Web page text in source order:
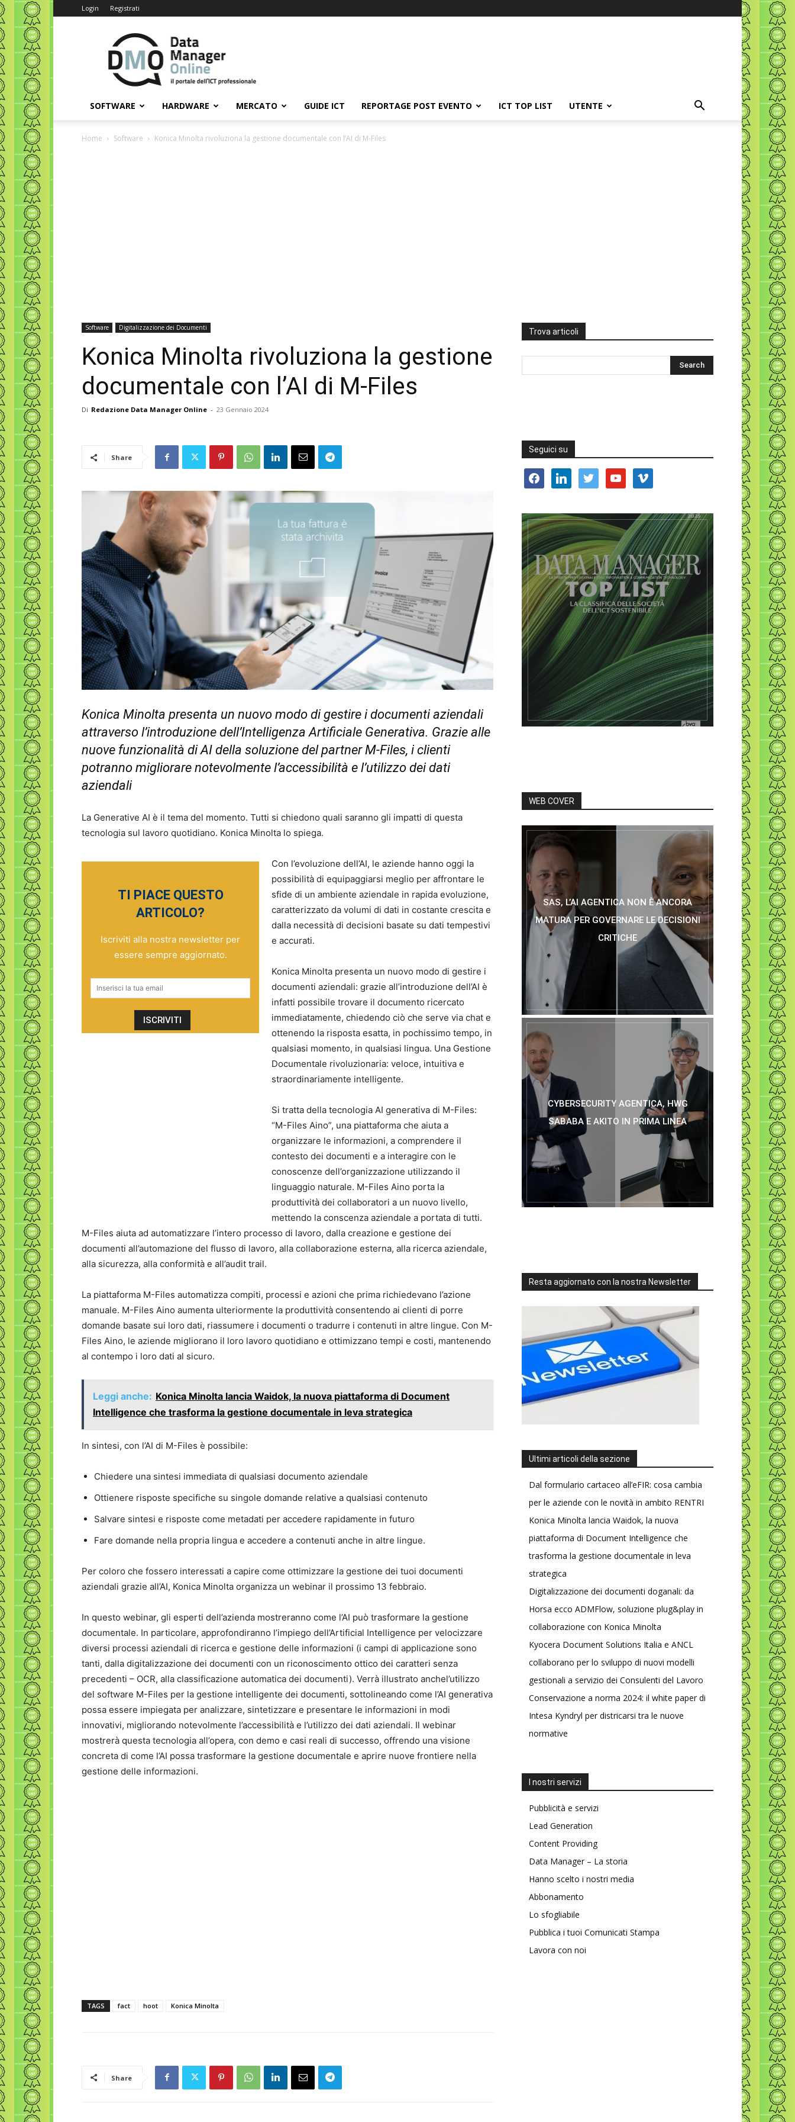
Login Registrati
Data
Manager
Online
SOFTWARE HARDWARE MERCATO GUIDE ICT REPORTAGE POST EVENTO ICT TOP LIST UTENTE
Home Software Konica Minolta rivoluziona la gestione documentale con l’AI di M-Files
Software Digitalizzazione dei Documenti
Konica Minolta rivoluziona la gestione
documentale con l’AI di M-Files
Di Redazione Data Manager Online - 23 Gennaio 2024
Share
Konica Minolta presenta un nuovo modo di gestire i documenti aziendali
attraverso l’introduzione dell’Intelligenza Artificiale Generativa. Grazie alle
nuove funzionalità di AI della soluzione del partner M-Files, i clienti
potranno migliorare notevolmente l’accessibilità e l’utilizzo dei dati
aziendali
La Generative AI è il tema del momento. Tutti si chiedono quali saranno gli impatti di questa
tecnologia sul lavoro quotidiano. Konica Minolta lo spiega.
TI PIACE QUESTO
ARTICOLO?
Iscriviti alla nostra newsletter per
essere sempre aggiornato.
Con l’evoluzione dell’AI, le aziende hanno oggi la
possibilità di equipaggiarsi meglio per affrontare le
sfide di un ambiente aziendale in rapida evoluzione,
caratterizzato da volumi di dati in costante crescita e
dalla necessità di decisioni basate su dati tempestivi
e accurati.
Konica Minolta presenta un nuovo modo di gestire i
documenti aziendali: grazie all’introduzione dell’AI è
infatti possibile trovare il documento ricercato
immediatamente, chiedendo ciò che serve via chat e
ottenendo la risposta esatta, in pochissimo tempo, in
qualsiasi momento, in qualsiasi lingua. Una Gestione
Documentale rivoluzionaria: veloce, intuitiva e
straordinariamente intelligente.
Si tratta della tecnologia AI generativa di M-Files:
“M-Files Aino”, una piattaforma che aiuta a
organizzare le informazioni, a comprendere il
contesto dei documenti e a interagire con le
conoscenze dell’organizzazione utilizzando il
linguaggio naturale. M-Files Aino porta la
produttività dei collaboratori a un nuovo livello,
mettendo la conscenza aziendale a portata di tutti.
M-Files aiuta ad automatizzare l’intero processo di lavoro, dalla creazione e gestione dei
documenti all’automazione del flusso di lavoro, alla collaborazione esterna, alla ricerca aziendale,
alla sicurezza, alla conformità e all’audit trail.
La piattaforma M-Files automatizza compiti, processi e azioni che prima richiedevano l’azione
manuale. M-Files Aino aumenta ulteriormente la produttività consentendo ai clienti di porre
domande basate sui loro dati, riassumere i documenti o tradurre i contenuti in altre lingue. Con M-
Files Aino, le aziende migliorano il loro lavoro quotidiano e ottimizzano tempi e costi, mantenendo
al contempo i loro dati al sicuro.
Leggi anche: Konica Minolta lancia Waidok, la nuova piattaforma di Document
Intelligence che trasforma la gestione documentale in leva strategica
In sintesi, con l’AI di M-Files è possibile:
Chiedere una sintesi immediata di qualsiasi documento aziendale
Ottienere risposte specifiche su singole domande relative a qualsiasi contenuto
Salvare sintesi e risposte come metadati per accedere rapidamente in futuro
Fare domande nella propria lingua e accedere a contenuti anche in altre lingue.
Per coloro che fossero interessati a capire come ottimizzare la gestione dei tuoi documenti
aziendali grazie all’AI, Konica Minolta organizza un webinar il prossimo 13 febbraio.
In questo webinar, gli esperti dell’azienda mostreranno come l’AI può trasformare la gestione
documentale. In particolare, approfondiranno l’impiego dell’Artificial Intelligence per velocizzare
diversi processi aziendali di ricerca e gestione delle informazioni (i campi di applicazione sono
tanti, dalla digitalizzazione dei documenti con un riconoscimento ottico dei caratteri senza
precedenti – OCR, alla classificazione automatica dei documenti). Verrà illustrato anchel’utilizzo
del software M-Files per la gestione intelligente dei documenti, sottolineando come l’AI generativa
possa essere impiegata per analizzare, sintetizzare e presentare le informazioni in modi
innovativi, migliorando notevolmente l’accessibilità e l’utilizzo dei dati aziendali. Il webinar
mostrerà questa tecnologia all’opera, con demo e casi reali di successo, offrendo una visione
concreta di come l’AI possa trasformare la gestione documentale e aprire nuove frontiere nella
gestione delle informazioni.
TAGS fact hoot Konica Minolta
Share
Trova articoli
Seguici su
facebooklinkedin twitter youtube vimeo
WEB COVER
SAS, L’AI AGENTICA NON È ANCORA
MATURA PER GOVERNARE LE DECISIONI
CRITICHE
CYBERSECURITY AGENTICA, HWG
SABABA E AKITO IN PRIMA LINEA
Resta aggiornato con la nostra Newsletter
Ultimi articoli della sezione
Dal formulario cartaceo all’eFIR: cosa cambia
per le aziende con le novità in ambito RENTRI
Konica Minolta lancia Waidok, la nuova
piattaforma di Document Intelligence che
trasforma la gestione documentale in leva
strategica
Digitalizzazione dei documenti doganali: da
Horsa ecco ADMFlow, soluzione plug&play in
collaborazione con Konica Minolta
Kyocera Document Solutions Italia e ANCL
collaborano per lo sviluppo di nuovi modelli
gestionali a servizio dei Consulenti del Lavoro
Conservazione a norma 2024: il white paper di
Intesa Kyndryl per districarsi tra le nuove
normative
I nostri servizi
Pubblicità e servizi
Lead Generation
Content Providing
Data Manager – La storia
Hanno scelto i nostri media
Abbonamento
Lo sfogliabile
Pubblica i tuoi Comunicati Stampa
Lavora con noi